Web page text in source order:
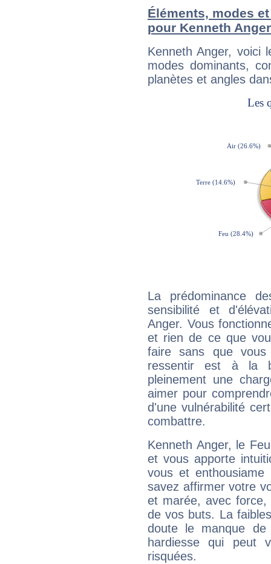
Éléments, modes
pour Kenneth Anger
Kenneth Anger, voici
modes dominants,
planètes et angles
La prédominance
sensibilité et
Anger. Vous
et rien de ce que
faire sans que
ressentir est à la
pleinement une
aimer pour
d'une vulnérabilité
combattre.
Kenneth Anger, le
et vous apporte
vous et
savez affirmer votre
et marée, avec
de vos buts. La
doute le manque
hardiesse qui peut
risquées.